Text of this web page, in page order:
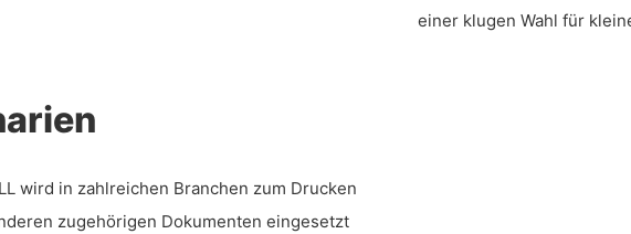
einer klugen Wahl für
wird in zahlreichen Branchen zum Drucken
zugehörigen Dokumenten eingesetzt